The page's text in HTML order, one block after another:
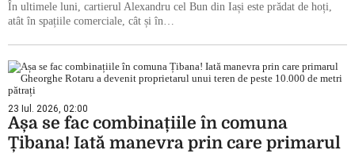
În ultimele luni, cartierul Alexandru cel Bun din Iași este prădat de hoți,
atât în spațiile comerciale, cât și în…
23 Iul. 2026, 02:00
Așa se fac combinațiile în comuna
Țibana! Iată manevra prin care primarul